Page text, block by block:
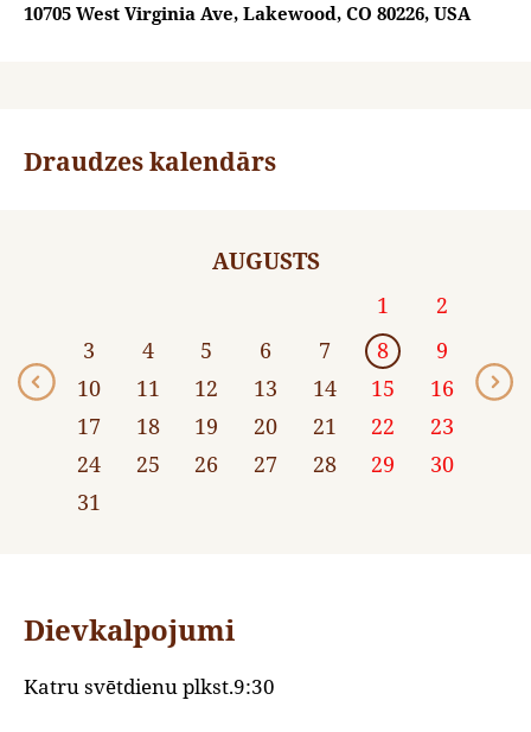
10705 West Virginia Ave, Lakewood, CO 80226, USA
Draudzes kalendārs
AUGUSTS
1
2
3
4 5 6 7 8
9
10
11 12 13 14 15
16
17
18 19 20 21 22
23
24
25 26 27 28 29
30
31
Dievkalpojumi
Katru svētdienu plkst.9:30